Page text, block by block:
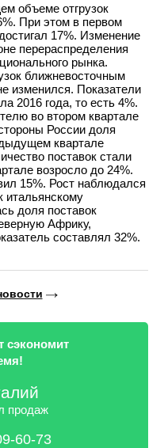
объеме отгрузок
При этом в первом
17%. Изменение
перераспределения
рынка.
ближневосточным
изменился. Показатели
2016 года, то есть 4%.
во втором квартале
России доля
квартале
поставок стали
возросло до 24%.
15%. Рост наблюдался
итальянскому
доля поставок
Африку,
составлял 32%.
сэкономит
продаж
60-73